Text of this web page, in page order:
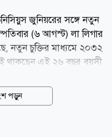
জুনিয়রের সঙ্গে নতুন
(৬ আগস্ট) লা লিগার
নতুন চুক্তির মাধ্যমে ২০৩২
থাকছেন এই ২৬ বছর বয়সী
নিয়ে সম্প্রতি
যোগ দেওয়ার গুঞ্জন শোনা
পড়ুন